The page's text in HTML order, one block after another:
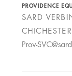
PROVIDENCE
SARD
Prov-